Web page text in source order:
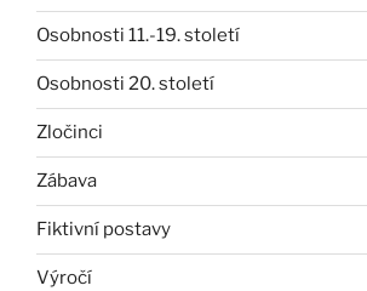
Osobnosti 11.-19. století
Osobnosti 20. století
Zločinci
Zábava
Fiktivní postavy
Výročí